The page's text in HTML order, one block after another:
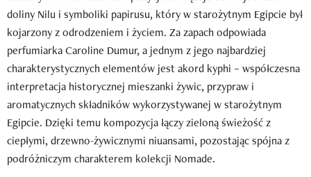
doliny Nilu i symboliki papirusu, który w starożytnym Egipcie był
kojarzony z odrodzeniem i życiem. Za zapach odpowiada
perfumiarka Caroline Dumur, a jednym z jego najbardziej
charakterystycznych elementów jest akord kyphi – współczesna
interpretacja historycznej mieszanki żywic, przypraw i
aromatycznych składników wykorzystywanej w starożytnym
Egipcie. Dzięki temu kompozycja łączy zieloną świeżość z
ciepłymi, drzewno-żywicznymi niuansami, pozostając spójna z
podróżniczym charakterem kolekcji Nomade.